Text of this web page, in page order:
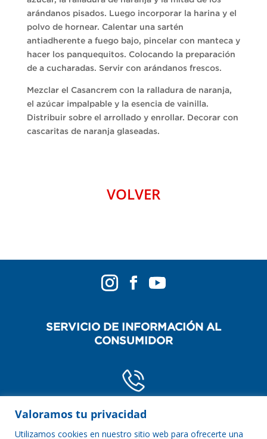
Valoramos tu privacidad
Utilizamos cookies en nuestro sitio web para ofrecerte una
arándanos pisados. Luego incorporar la harina y el
polvo de hornear. Calentar una sartén
antiadherente a fuego bajo, pincelar con manteca y
hacer los panquequitos. Colocando la preparación
de a cucharadas. Servir con arándanos frescos.
Mezclar el Casancrem con la ralladura de naranja,
el azúcar impalpable y la esencia de vainilla.
Distribuir sobre el arrollado y enrollar. Decorar con
cascaritas de naranja glaseadas.
VOLVER
SERVICIO DE INFORMACIÓN AL
CONSUMIDOR
0800-888-2254